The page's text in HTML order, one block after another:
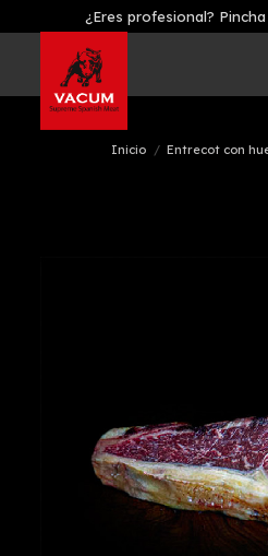
¿Eres profesional? Pincha
Inicio Entrecot con